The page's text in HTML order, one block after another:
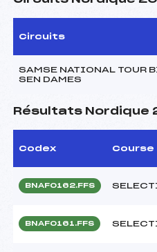
Circuits
SAMSE NATIONAL TOUR
SEN DAMES
Résultats Nordique
Codex Course
BNAF0162.FFS
BNAF0161.FFS